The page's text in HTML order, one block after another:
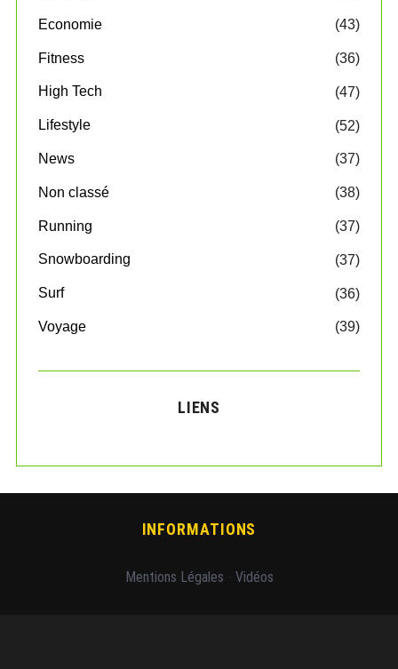
Economie (43)
Fitness (36)
High Tech (47)
Lifestyle (52)
News (37)
Non classé (38)
Running (37)
Snowboarding (37)
Surf (36)
Voyage (39)
LIENS
INFORMATIONS
Mentions Légales Vidéos